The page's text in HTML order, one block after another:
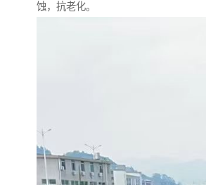
蚀，抗老化。